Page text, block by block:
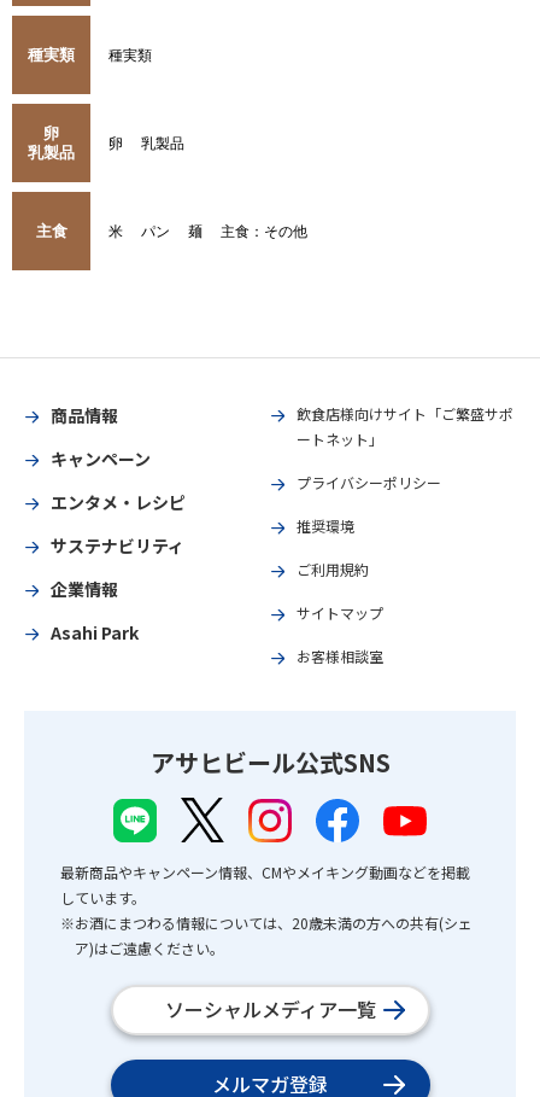
種実類 種実類
卵
乳製品
卵 乳製品
主食 米 パン 麺 主食：その他
商品情報
キャンペーン
エンタメ・レシピ
サステナビリティ
企業情報
Asahi Park
飲食店様向けサイト「ご繁盛サポ
ートネット」
プライバシーポリシー
推奨環境
ご利用規約
サイトマップ
お客様相談室
アサヒビール公式SNS
最新商品やキャンペーン情報、CMやメイキング動画などを掲載
しています。
※お酒にまつわる情報については、20歳未満の方への共有(シェ
ア)はご遠慮ください。
ソーシャルメディア一覧
メルマガ登録